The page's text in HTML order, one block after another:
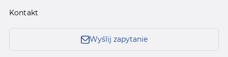
Kontakt
Wyślij zapytanie